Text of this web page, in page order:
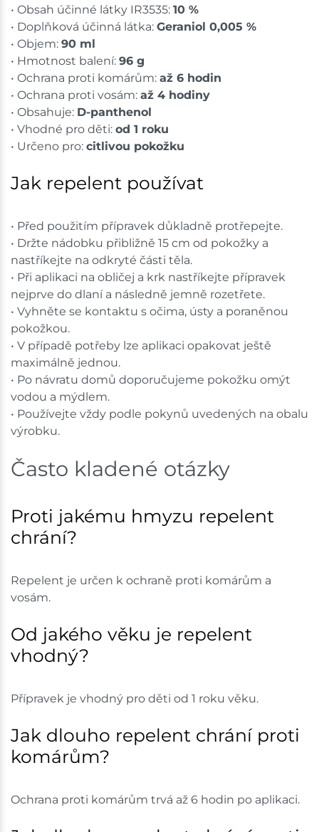
• Obsah účinné látky IR3535: 10 %
• Doplňková účinná látka: Geraniol 0,005 %
• Objem: 90 ml
• Hmotnost balení: 96 g
• Ochrana proti komárům: až 6 hodin
• Ochrana proti vosám: až 4 hodiny
• Obsahuje: D-panthenol
• Vhodné pro děti: od 1 roku
• Určeno pro: citlivou pokožku
Jak repelent používat
• Před použitím přípravek důkladně protřepejte.
• Držte nádobku přibližně 15 cm od pokožky a
nastříkejte na odkryté části těla.
• Při aplikaci na obličej a krk nastříkejte přípravek
nejprve do dlaní a následně jemně rozetřete.
• Vyhněte se kontaktu s očima, ústy a poraněnou
pokožkou.
• V případě potřeby lze aplikaci opakovat ještě
maximálně jednou.
• Po návratu domů doporučujeme pokožku omýt
vodou a mýdlem.
• Používejte vždy podle pokynů uvedených na obalu
výrobku.
Často kladené otázky
Proti jakému hmyzu repelent
chrání?
Repelent je určen k ochraně proti komárům a
vosám.
Od jakého věku je repelent
vhodný?
Přípravek je vhodný pro děti od 1 roku věku.
Jak dlouho repelent chrání proti
komárům?
Ochrana proti komárům trvá až 6 hodin po aplikaci.